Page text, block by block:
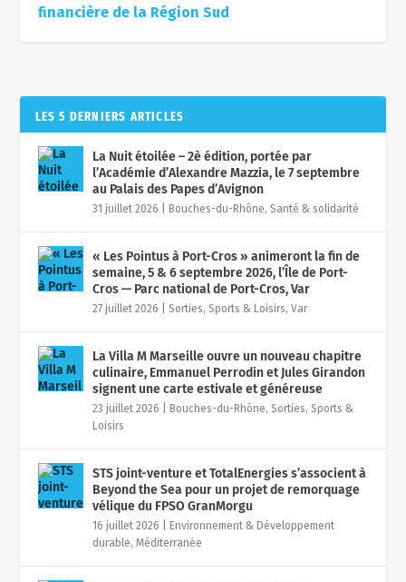
financière de la Région Sud
LES 5 DERNIERS ARTICLES
La Nuit étoilée – 2è édition, portée par
l’Académie d’Alexandre Mazzia, le 7 septembre
au Palais des Papes d’Avignon
31 juillet 2026 |Bouches-du-Rhône,Santé & solidarité
« Les Pointus à Port-Cros » animeront la fin de
semaine, 5 & 6 septembre 2026, l’Île de Port-
Cros — Parc national de Port-Cros, Var
27 juillet 2026 |Sorties, Sports & Loisirs,Var
La Villa M Marseille ouvre un nouveau chapitre
culinaire, Emmanuel Perrodin et Jules Girandon
signent une carte estivale et généreuse
23 juillet 2026 |Bouches-du-Rhône,Sorties, Sports &
Loisirs
STS joint-venture et TotalEnergies s’associent à
Beyond the Sea pour un projet de remorquage
vélique du FPSO GranMorgu
16 juillet 2026 |Environnement & Développement
durable,Méditerranée